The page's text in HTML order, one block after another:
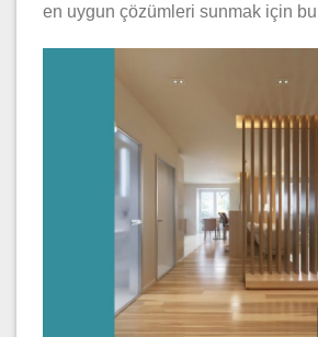
en uygun çözümleri sunmak için